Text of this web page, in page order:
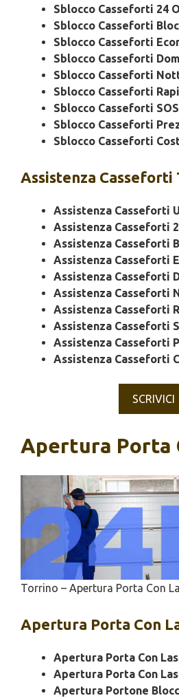
Sblocco Casseforti 24
Sblocco Casseforti
Sblocco Casseforti
Sblocco Casseforti
Sblocco Casseforti
Sblocco Casseforti
Sblocco Casseforti SOS
Sblocco Casseforti
Sblocco Casseforti
Assistenza Casseforti
Assistenza Casseforti
Assistenza Casseforti
Assistenza Casseforti
Assistenza Casseforti
Assistenza Casseforti
Assistenza Casseforti
Assistenza Casseforti
Assistenza Casseforti
Assistenza Casseforti
Assistenza Casseforti
SCRIVICI
Apertura Porta
Torrino – Apertura Porta Con
Apertura Porta Con
Apertura Porta Con
Apertura Porta Con
Apertura Portone